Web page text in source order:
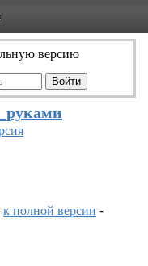
версию
к полной версии -